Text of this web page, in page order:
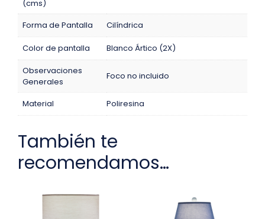
(cms)
Forma de Pantalla Cilíndrica
Color de pantalla
Blanco Ártico (2X)
Observaciones
Generales
Foco no incluido
Material Poliresina
También te
recomendamos…